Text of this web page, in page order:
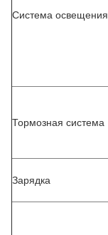
Система освещения
Тормозная система
Зарядка